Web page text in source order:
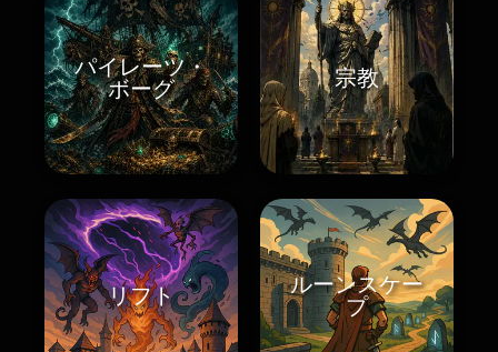
パイレーツ・
ボーグ
宗教
リフト
ルーンスケー
プ